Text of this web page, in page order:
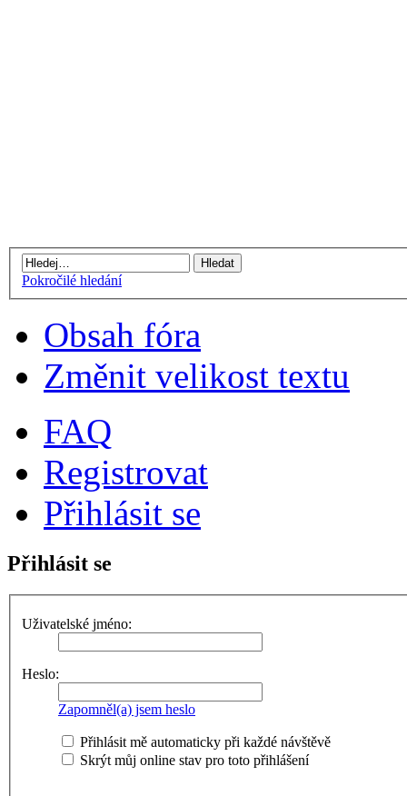
Pokročilé hledání
Obsah fóra
Změnit velikost textu
FAQ
Registrovat
Přihlásit se
Přihlásit se
Uživatelské jméno:
Heslo:
Zapomněl(a) jsem heslo
Přihlásit mě automaticky při každé návštěvě
Skrýt můj online stav pro toto přihlášení